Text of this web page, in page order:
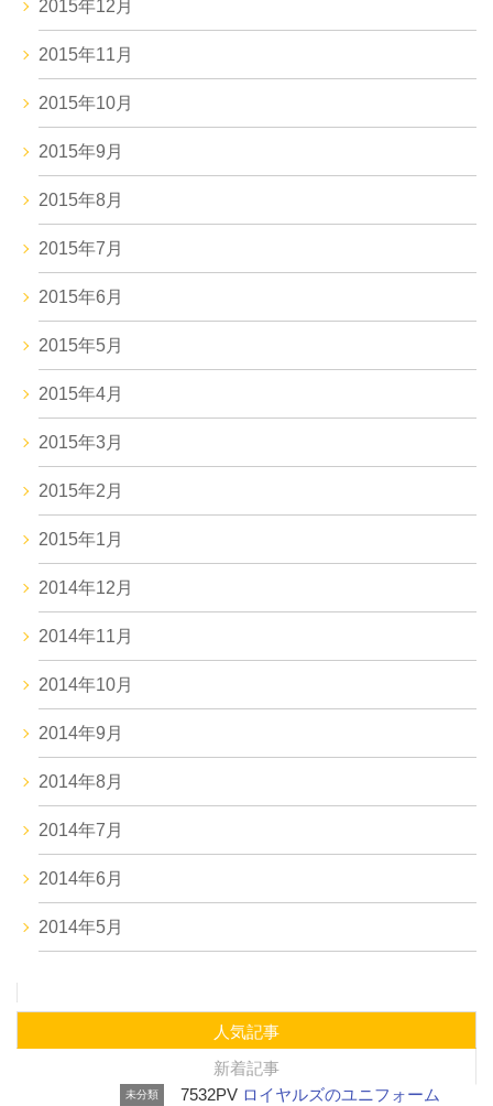
2015年12月
2015年11月
2015年10月
2015年9月
2015年8月
2015年7月
2015年6月
2015年5月
2015年4月
2015年3月
2015年2月
2015年1月
2014年12月
2014年11月
2014年10月
2014年9月
2014年8月
2014年7月
2014年6月
2014年5月
人気記事
新着記事
未分類 7532PV ロイヤルズのユニフォーム